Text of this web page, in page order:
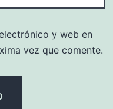
y web en
vez que comente.